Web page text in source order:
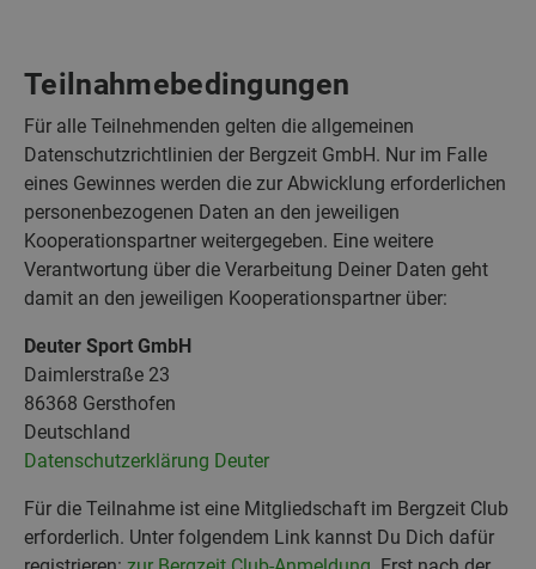
Teilnahmebedingungen
Für alle Teilnehmenden gelten die allgemeinen
Datenschutzrichtlinien der Bergzeit GmbH. Nur im Falle
eines Gewinnes werden die zur Abwicklung erforderlichen
personenbezogenen Daten an den jeweiligen
Kooperationspartner weitergegeben. Eine weitere
Verantwortung über die Verarbeitung Deiner Daten geht
damit an den jeweiligen Kooperationspartner über:
Deuter Sport GmbH
Daimlerstraße 23
86368 Gersthofen
Deutschland
Datenschutzerklärung Deuter
Für die Teilnahme ist eine Mitgliedschaft im Bergzeit Club
erforderlich. Unter folgendem Link kannst Du Dich dafür